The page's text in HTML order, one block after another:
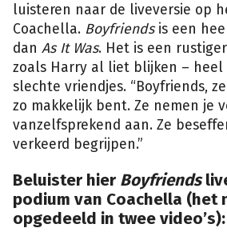
luisteren naar de liveversie op
Coachella. Boyfriendsis een
dan As It Was. Het is een
zoals Harry al liet blijken – heel
slechte vriendjes. “Boyfriends,
zo makkelijk bent. Ze nemen je
vanzelfsprekend aan. Ze
verkeerd begrijpen.”
Beluister hier Boyfriends
podium van Coachella (het
opgedeeld in twee video’s):